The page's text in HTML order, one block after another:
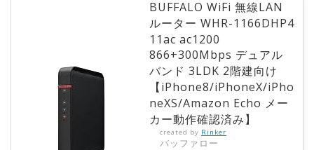
BUFFALO WiFi 無線LAN
ルーター WHR-1166DHP4
11ac ac1200
866+300Mbps デュアル
バンド 3LDK 2階建向け
【iPhone8/iPhoneX/iPho
neXS/Amazon Echo メー
カー動作確認済み】
created by Rinker
バッファロー